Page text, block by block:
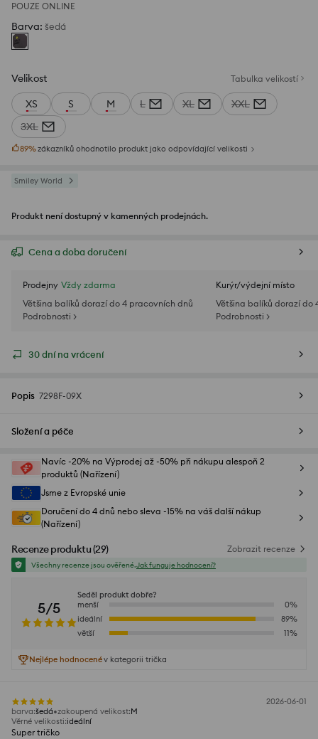
POUZE ONLINE
Barva: šedá
Velikost Tabulka velikostí
XS S M L XL
XXL
3XL
89%zákazníků ohodnotilo produkt jako odpovídající velikosti
Smiley World
Produkt není dostupný v kamenných prodejnách.
Cena a doba doručení
Prodejny Vždy zdarma
Většina balíků dorazí do 4 pracovních dnů
Podrobnosti >
Kurýr/výdejní místo
Většina balíků dorazí do
Podrobnosti >
30 dní na vrácení
Popis 7298F-09X
Složení a péče
Navíc -20% na Výprodej až -50% při nákupu alespoň 2
produktů (Nařízení)
Jsme z Evropské unie
Doručení do 4 dnů nebo sleva -15% na váš další nákup
(Nařízení)
Recenze produktu(29) Zobrazit recenze
Všechny recenze jsou ověřené.Jak funguje hodnocení?
5/5
Seděl produkt dobře?
menší
0%
ideální
89%
větší
11%
Nejlépe hodnocenév kategorii trička
2026-06-01
barva:šedá zakoupená velikost:M
Věrné velikosti:ideální
Super tričko